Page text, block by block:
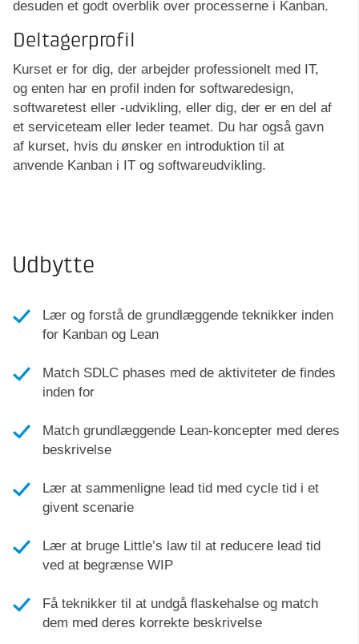
desuden et godt overblik over processerne i Kanban.
Deltagerprofil
Kurset er for dig, der arbejder professionelt med IT,
og enten har en profil inden for softwaredesign,
softwaretest eller -udvikling, eller dig, der er en del af
et serviceteam eller leder teamet. Du har også gavn
af kurset, hvis du ønsker en introduktion til at
anvende Kanban i IT og softwareudvikling.
Udbytte
Lær og forstå de grundlæggende teknikker inden
for Kanban og Lean
Match SDLC phases med de aktiviteter de findes
inden for
Match grundlæggende Lean-koncepter med deres
beskrivelse
Lær at sammenligne lead tid med cycle tid i et
givent scenarie
Lær at bruge Little’s law til at reducere lead tid
ved at begrænse WIP
Få teknikker til at undgå flaskehalse og match
dem med deres korrekte beskrivelse